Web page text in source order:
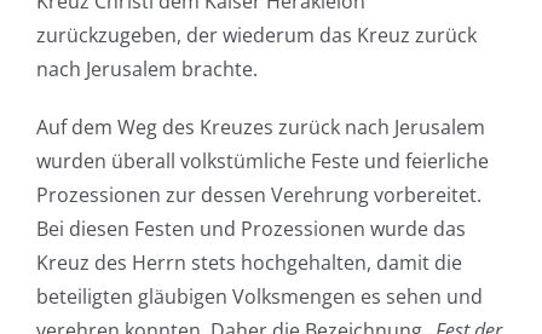
zurückzugeben, der wiederum das Kreuz zurück
nach Jerusalem brachte.
Auf dem Weg des Kreuzes zurück nach Jerusalem
wurden überall volkstümliche Feste und feierliche
Prozessionen zur dessen Verehrung vorbereitet.
Bei diesen Festen und Prozessionen wurde das
Kreuz des Herrn stets hochgehalten, damit die
beteiligten gläubigen Volksmengen es sehen und